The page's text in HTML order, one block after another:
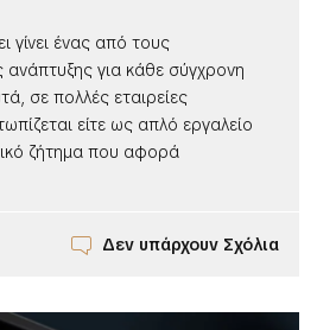
γίνει ένας από τους
για κάθε σύγχρονη
σε πολλές εταιρείες
είτε ως απλό εργαλείο
ζήτημα που αφορά
Δεν υπάρχουν Σχόλια